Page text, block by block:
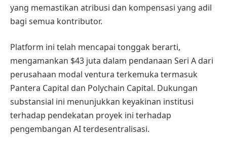
yang memastikan atribusi dan kompensasi yang adil
bagi semua kontributor.
Platform ini telah mencapai tonggak berarti,
mengamankan $43 juta dalam pendanaan Seri A dari
perusahaan modal ventura terkemuka termasuk
Pantera Capital dan Polychain Capital. Dukungan
substansial ini menunjukkan keyakinan institusi
terhadap pendekatan proyek ini terhadap
pengembangan AI terdesentralisasi.